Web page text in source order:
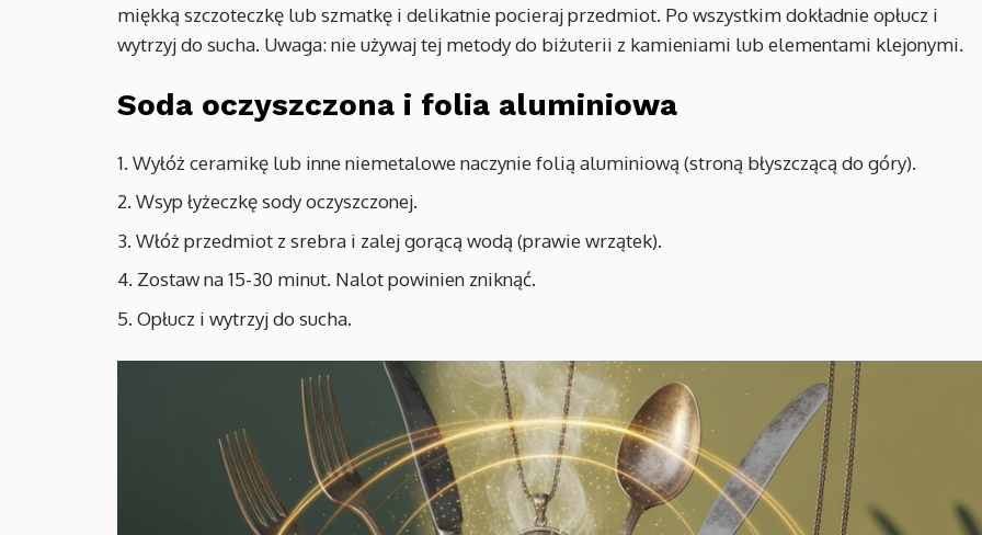
miękką szczoteczkę lub szmatkę i delikatnie pocieraj przedmiot. Po wszystkim dokładnie opłucz i
wytrzyj do sucha. Uwaga: nie używaj tej metody do biżuterii z kamieniami lub elementami klejonymi.
Soda oczyszczona i folia aluminiowa
Wyłóż ceramikę lub inne niemetalowe naczynie folią aluminiową (stroną błyszczącą do góry).
Wsyp łyżeczkę sody oczyszczonej.
Włóż przedmiot z srebra i zalej gorącą wodą (prawie wrzątek).
Zostaw na 15-30 minut. Nalot powinien zniknąć.
Opłucz i wytrzyj do sucha.